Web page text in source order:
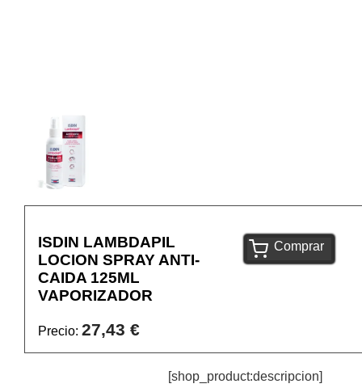
ISDIN LAMBDAPIL
LOCION SPRAY ANTI-
CAIDA 125ML
VAPORIZADOR
Precio: 27,43 €
Comprar
[shop_product:descripcion]